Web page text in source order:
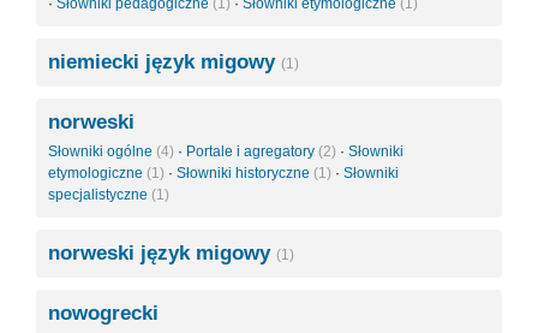
· Słowniki pedagogiczne (1) · Słowniki etymologiczne (1)
niemiecki język migowy (1)
norweski
Słowniki ogólne (4) · Portale i agregatory (2) · Słowniki
etymologiczne (1) · Słowniki historyczne (1) · Słowniki
specjalistyczne (1)
norweski język migowy (1)
nowogrecki